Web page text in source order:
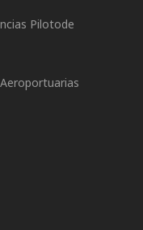
Pilotode